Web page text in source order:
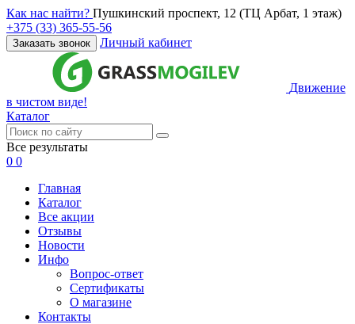
Как нас найти? Пушкинский проспект, 12 (ТЦ Арбат, 1 этаж)
+375 (33) 365-55-56
Заказать звонок Личный кабинет
Движение
в чистом виде!
Каталог
Все результаты
0 0
Главная
Каталог
Все акции
Отзывы
Новости
Инфо
Вопрос-ответ
Сертификаты
О магазине
Контакты